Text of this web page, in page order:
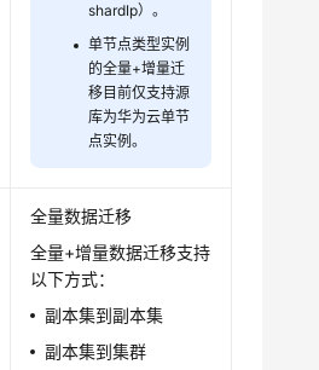
shardIp）。
单节点类型实例
的全量+增量迁
移目前仅支持源
库为华为云单节
点实例。
全量数据迁移
全量+增量数据迁移支持
以下方式：
副本集到副本集
副本集到集群